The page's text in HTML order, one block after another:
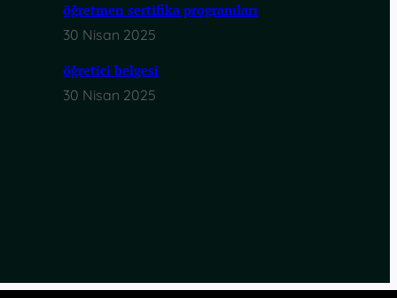
öğretmen sertifika programları
30 Nisan 2025
öğretici belgesi
30 Nisan 2025